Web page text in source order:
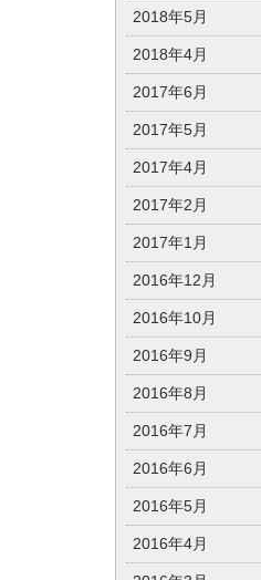
2018年5月
2018年4月
2017年6月
2017年5月
2017年4月
2017年2月
2017年1月
2016年12月
2016年10月
2016年9月
2016年8月
2016年7月
2016年6月
2016年5月
2016年4月